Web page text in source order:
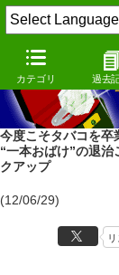
カテゴリ 過去
今度こそタバコを卒
“一本おばけ”の退
クアップ
(12/06/29)
リ